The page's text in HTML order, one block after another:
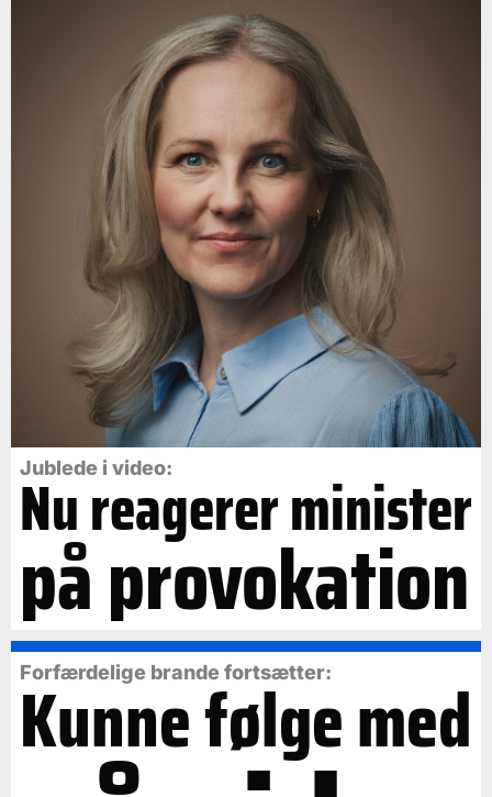
Jublede i video:
Nu reagerer minister
på provokation
Forfærdelige brande fortsætter:
Kunne følge med